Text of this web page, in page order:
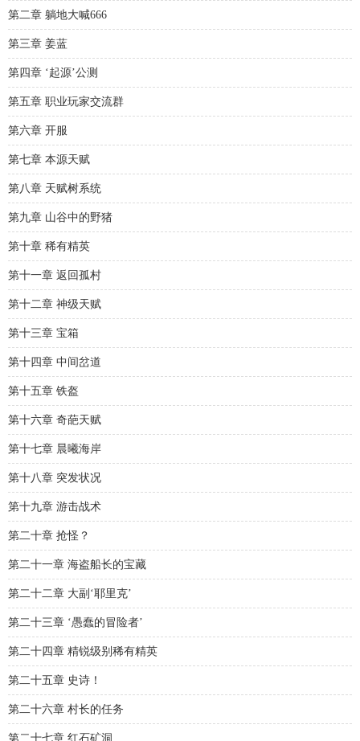
第二章 躺地大喊666
第三章 姜蓝
第四章 ‘起源’公测
第五章 职业玩家交流群
第六章 开服
第七章 本源天赋
第八章 天赋树系统
第九章 山谷中的野猪
第十章 稀有精英
第十一章 返回孤村
第十二章 神级天赋
第十三章 宝箱
第十四章 中间岔道
第十五章 铁盔
第十六章 奇葩天赋
第十七章 晨曦海岸
第十八章 突发状况
第十九章 游击战术
第二十章 抢怪？
第二十一章 海盗船长的宝藏
第二十二章 大副‘耶里克’
第二十三章 ‘愚蠢的冒险者’
第二十四章 精锐级别稀有精英
第二十五章 史诗！
第二十六章 村长的任务
第二十七章 红石矿洞